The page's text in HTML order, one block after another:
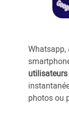
utilisateurs
photos ou